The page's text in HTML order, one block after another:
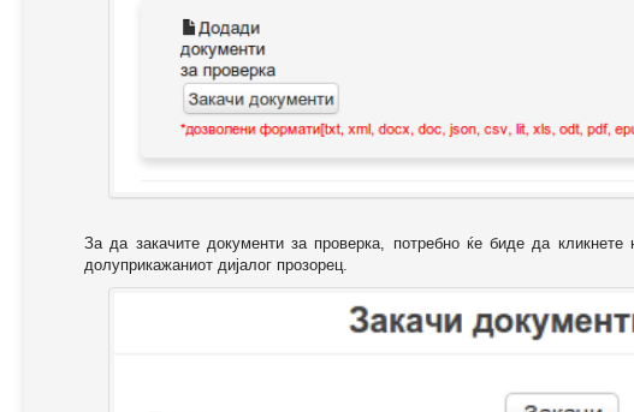
За да закачите документи за проверка, потребно ќе биде да кликнете
долуприкажаниот дијалог прозорец.